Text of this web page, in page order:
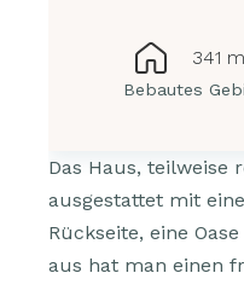
341
Bebautes
Das Haus, teilweise
ausgestattet mit
Rückseite, eine
aus hat man einen